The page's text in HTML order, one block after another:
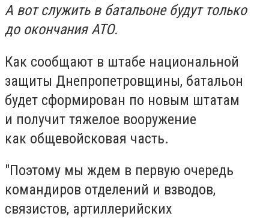
А вот служить в батальоне будут только
до окончания АТО.
Как сообщают в штабе национальной
защиты Днепропетровщины, батальон
будет сформирован по новым штатам
и получит тяжелое вооружение
как общевойсковая часть.
"Поэтому мы ждем в первую очередь
командиров отделений и взводов,
связистов, артиллерийских